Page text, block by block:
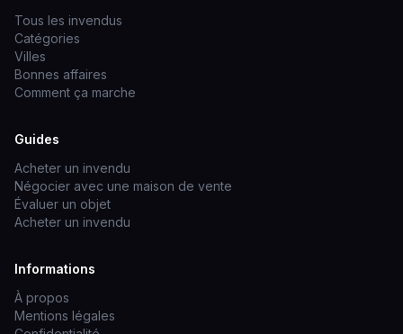
Tous les invendus
Catégories
Villes
Bonnes affaires
Comment ça marche
Guides
Acheter un invendu
Négocier avec une maison de vente
Évaluer un objet
Acheter un invendu
Informations
À propos
Mentions légales